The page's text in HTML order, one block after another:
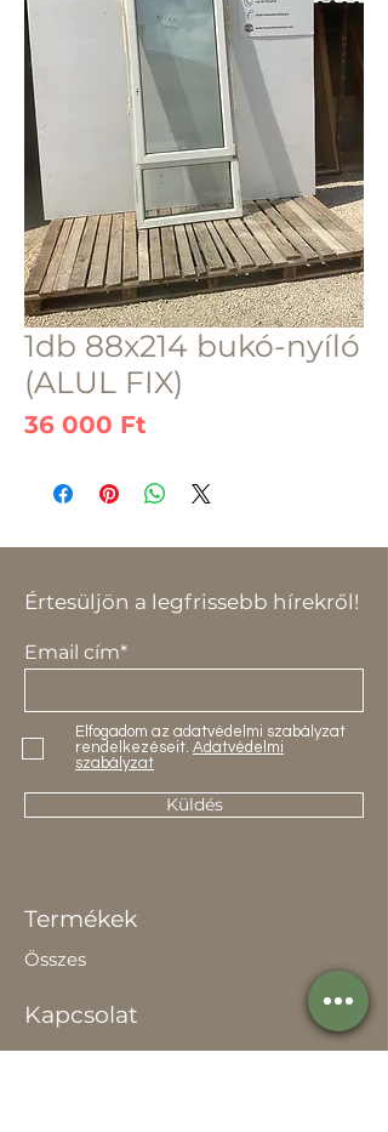
1db 88x214 bukó-nyíló
(ALUL FIX)
36 000 Ft
Értesüljön a legfrissebb hírekről!
Email cím*
Elfogadom az adatvédelmi szabályzat
rendelkezéseit. Adatvédelmi
szabályzat
Küldés
Termékek
Összes
Kapcsolat
Elérhetőség